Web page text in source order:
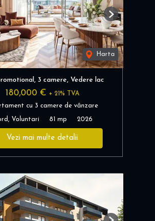
Harta
Next
3 camere, Vedere lac
180,000 € + 21% TVA
cu 3 camere de vânzare
Voluntari 81 mp 2026
Vezi mai multe detalii